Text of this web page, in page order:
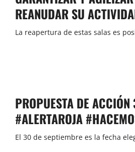
REANUDAR SU
La reapertura de estas salas es
PROPUESTA DE
#ALERTAROJA
El 30 de septiembre es la fecha